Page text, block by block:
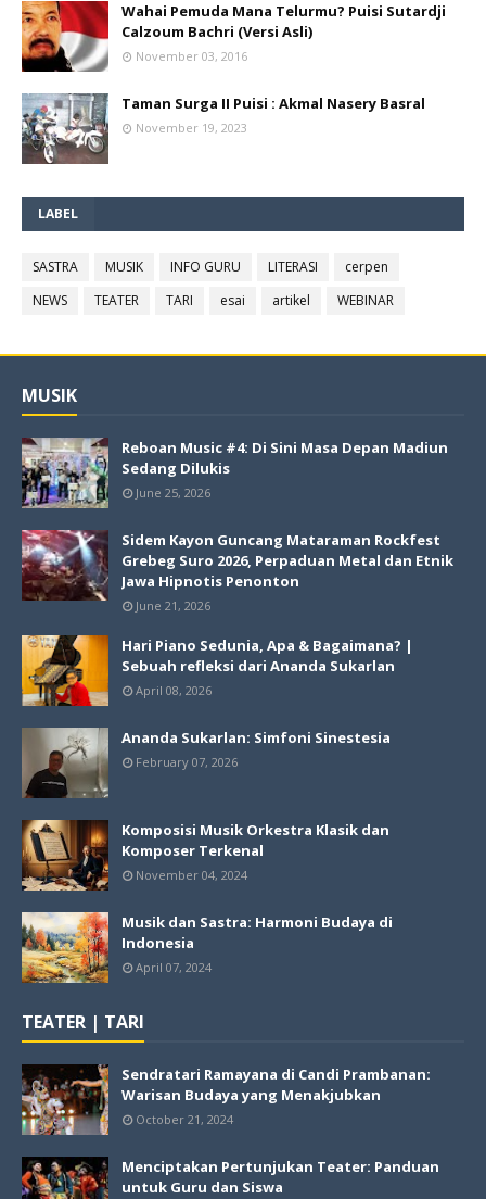
Wahai Pemuda Mana Telurmu? Puisi Sutardji
Calzoum Bachri (Versi Asli)
November 03, 2016
Taman Surga II Puisi : Akmal Nasery Basral
November 19, 2023
LABEL
SASTRA MUSIK INFO GURU LITERASI
cerpen
NEWS
TEATER TARI esai artikel WEBINAR
MUSIK
Reboan Music #4: Di Sini Masa Depan Madiun
Sedang Dilukis
June 25, 2026
Sidem Kayon Guncang Mataraman Rockfest
Grebeg Suro 2026, Perpaduan Metal dan Etnik
Jawa Hipnotis Penonton
June 21, 2026
Hari Piano Sedunia, Apa & Bagaimana? |
Sebuah refleksi dari Ananda Sukarlan
April 08, 2026
Ananda Sukarlan: Simfoni Sinestesia
February 07, 2026
Komposisi Musik Orkestra Klasik dan
Komposer Terkenal
November 04, 2024
Musik dan Sastra: Harmoni Budaya di
Indonesia
April 07, 2024
TEATER | TARI
Sendratari Ramayana di Candi Prambanan:
Warisan Budaya yang Menakjubkan
October 21, 2024
Menciptakan Pertunjukan Teater: Panduan
untuk Guru dan Siswa